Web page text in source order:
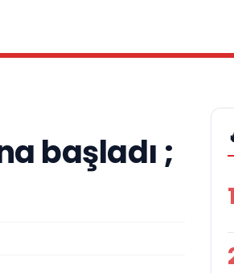
başladı ;